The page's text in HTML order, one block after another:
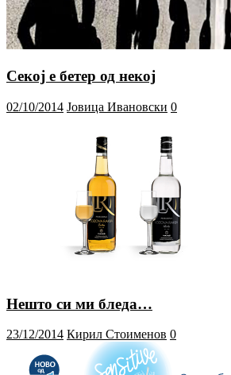
Секој е бетер од некој
02/10/2014 Јовица Ивановски 0
Нешто си ми бледа…
23/12/2014 Кирил Стоименов 0